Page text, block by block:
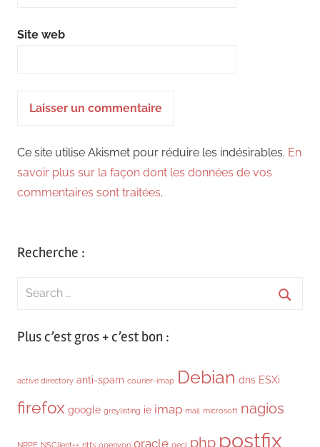
Site web
Ce site utilise Akismet pour réduire les indésirables. En
savoir plus sur la façon dont les données de vos
commentaires sont traitées.
Recherche :
Search
Plus c’est gros + c’est bon :
active directory anti-spam courier-imap Debian dns ESXi
firefox google greylisting ie imap mail microsoft nagios
NRPE NSClient++ ntfs openvpn oracle pecl php postfix